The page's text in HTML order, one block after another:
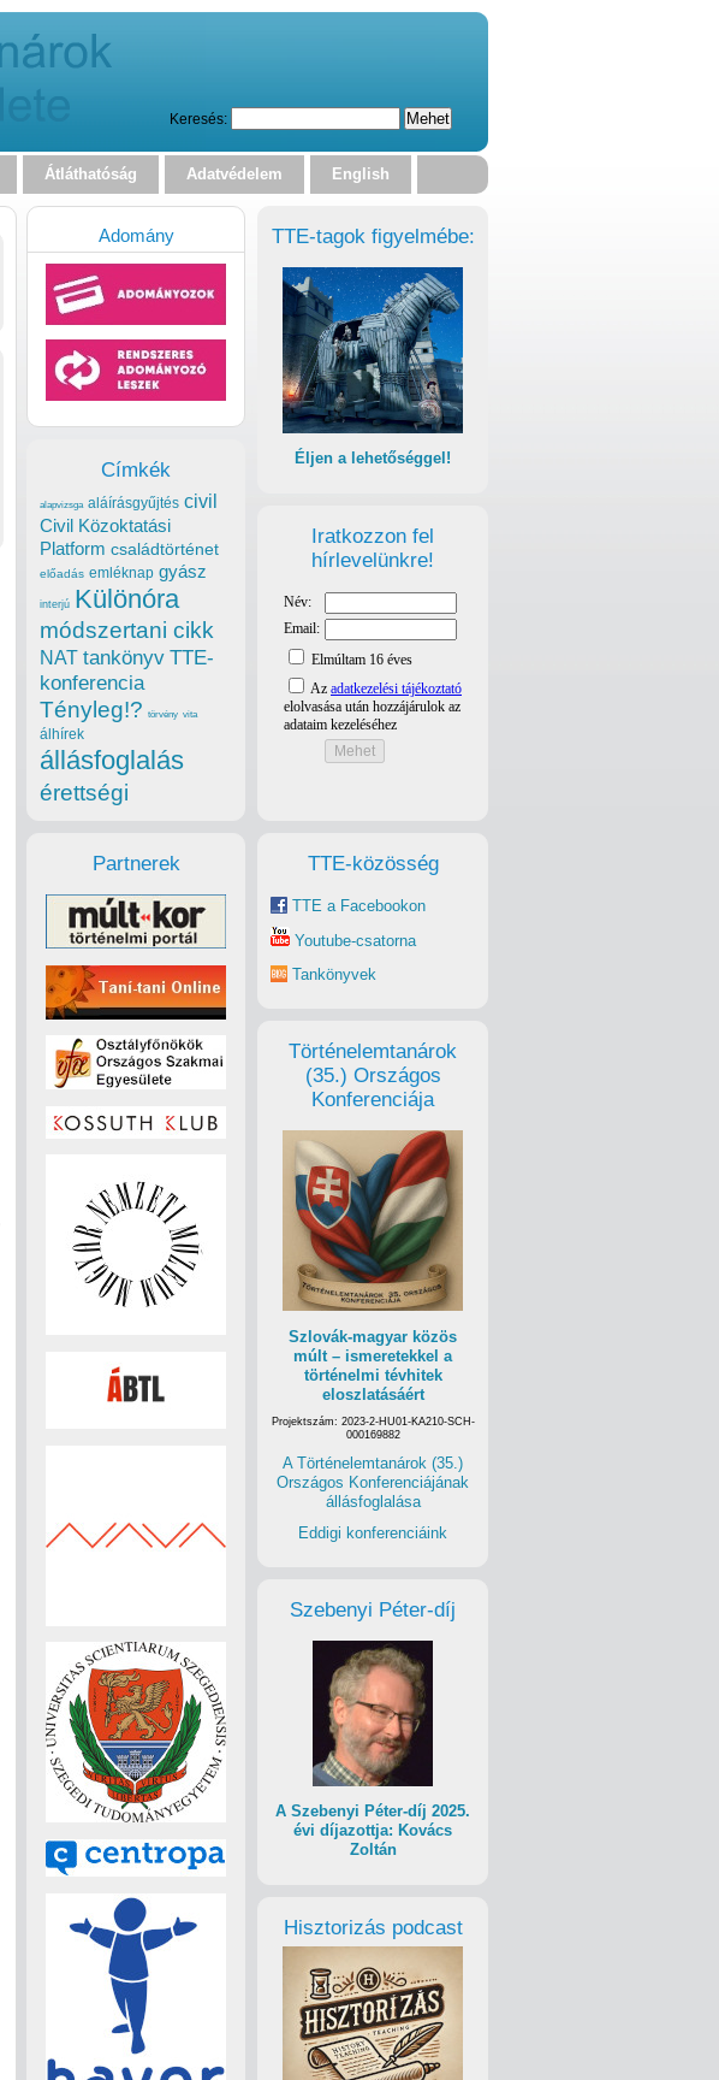
Keresés:
Átláthatóság Adatvédelem English
TTE-tagok figyelmébe:
Éljen a lehetőséggel!
Iratkozzon fel
hírlevelünkre!
TTE-közösség
TTE a Facebookon
Youtube-csatorna
Tankönyvek
Történelemtanárok
(35.) Országos
Konferenciája
Szlovák-magyar közös
múlt – ismeretekkel a
történelmi tévhitek
eloszlatásáért
Projektszám: 2023-2-HU01-KA210-SCH-
000169882
A Történelemtanárok (35.)
Országos Konferenciájának
állásfoglalása
Eddigi konferenciáink
Szebenyi Péter-díj
A Szebenyi Péter-díj 2025.
évi díjazottja: Kovács
Zoltán
Hisztorizás podcast
Adomány
Címkék
alapvizsga aláírásgyűjtés civil
Civil Közoktatási
Platform családtörténet
előadás emléknap gyász
interjú Különóra
módszertani cikk
NAT tankönyv TTE-
konferencia
Tényleg!? törvény vita
álhírek
állásfoglalás
érettségi
Partnerek